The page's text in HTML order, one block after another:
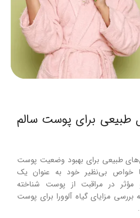
طبیعی برای پوست سالم
طبیعی برای بهبود وضعیت پوست
خواص بی‌نظیر خود به عنوان یک
در مراقبت از پوست شناخته
مزایای گیاه آلوورا برای پوست